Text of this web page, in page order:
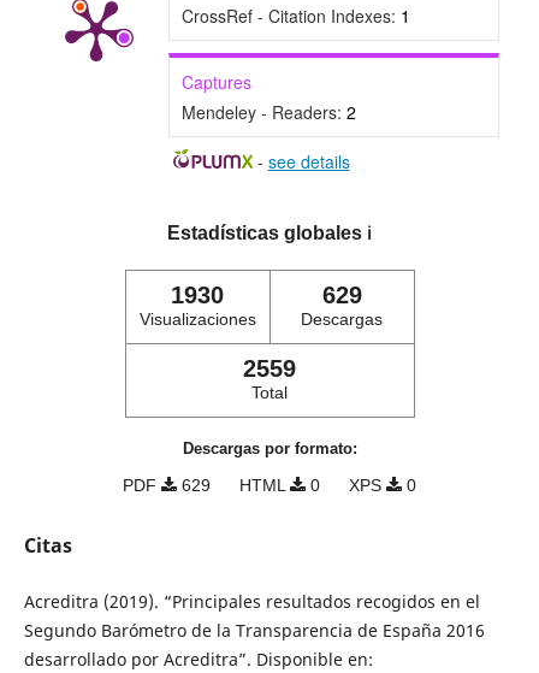
CrossRef - Citation Indexes: 1
Captures
Mendeley - Readers: 2
- see details
Estadísticas globales ℹ️
1930
Visualizaciones
629
Descargas
2559
Total
Descargas por formato:
PDF 629 HTML 0 XPS 0
Citas
Acreditra (2019). “Principales resultados recogidos en el
Segundo Barómetro de la Transparencia de España 2016
desarrollado por Acreditra”. Disponible en: